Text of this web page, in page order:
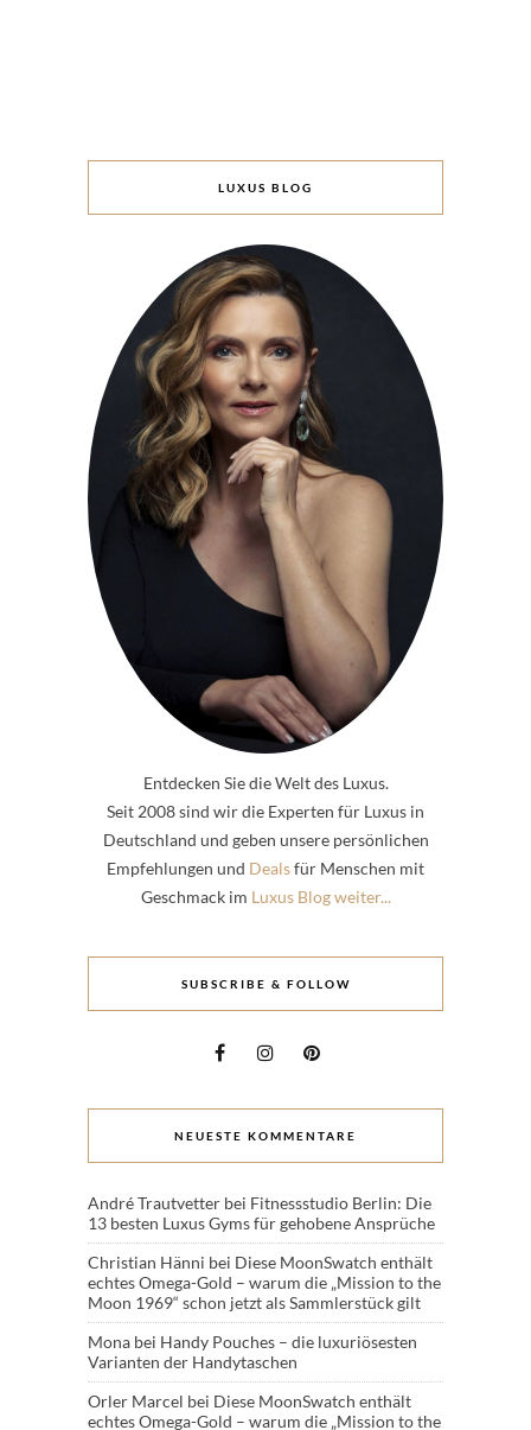
LUXUS BLOG
Entdecken Sie die Welt des Luxus.
Seit 2008 sind wir die Experten für Luxus in
Deutschland und geben unsere persönlichen
Empfehlungen und Dealsfür Menschen mit
Geschmack im Luxus Blog weiter...
SUBSCRIBE & FOLLOW
NEUESTE KOMMENTARE
André Trautvetter bei Fitnessstudio Berlin: Die
13 besten Luxus Gyms für gehobene Ansprüche
Christian Hänni bei Diese MoonSwatch enthält
echtes Omega-Gold – warum die „Mission to the
Moon 1969“ schon jetzt als Sammlerstück gilt
Mona bei Handy Pouches – die luxuriösesten
Varianten der Handytaschen
Orler Marcel bei Diese MoonSwatch enthält
echtes Omega-Gold – warum die „Mission to the